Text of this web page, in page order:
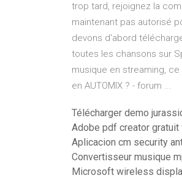
trop tard, rejoignez la
maintenant pas autorisé
devons d'abord
toutes les chansons sur
musique en streaming,
en AUTOMIX ? - forum ...
Télécharger demo
Adobe pdf creator
Aplicacion cm security
Convertisseur musique
Microsoft wireless